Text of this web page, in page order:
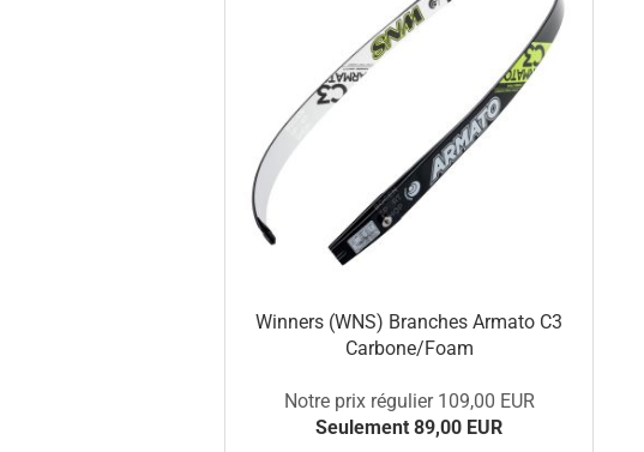
Winners (WNS) Branches Armato C3
Carbone/Foam
Notre prix régulier 109,00 EUR
Seulement 89,00 EUR